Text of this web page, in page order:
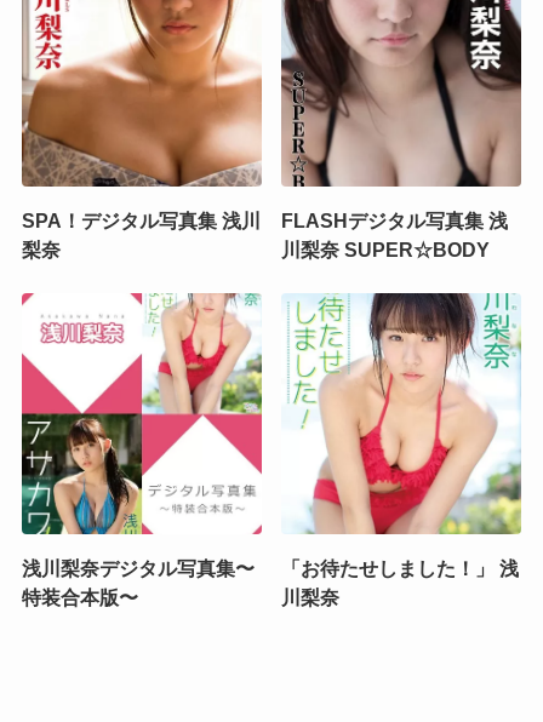
SPA！デジタル写真集 浅川
梨奈
FLASHデジタル写真集 浅
川梨奈 SUPER☆BODY
浅川梨奈デジタル写真集〜
特装合本版〜
「お待たせしました！」 浅
川梨奈